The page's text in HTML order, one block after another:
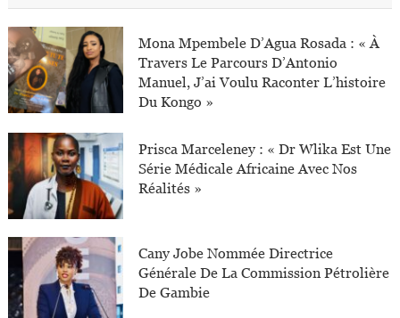
Mona Mpembele D’Agua Rosada : « À
Travers Le Parcours D’Antonio
Manuel, J’ai Voulu Raconter L’histoire
Du Kongo »
Prisca Marceleney : « Dr Wlika Est Une
Série Médicale Africaine Avec Nos
Réalités »
Cany Jobe Nommée Directrice
Générale De La Commission Pétrolière
De Gambie